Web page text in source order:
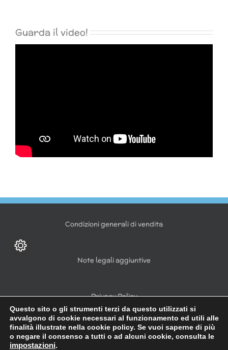
Guarda il video!
Condizioni generali di vendita
Note legali aggiuntive
Privacy Policy
Copyright 2021 | © diramix s.r.l. | Bastioni di Porta Volta, 7 | 20121
Questo sito o gli strumenti terzi da questo utilizzati si
avvalgono di cookie necessari al funzionamento ed utili alle
finalità illustrate nella cookie policy. Se vuoi saperne di più
o negare il consenso a tutti o ad alcuni cookie, consulta le
impostazioni.